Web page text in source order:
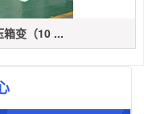
变（10 ...